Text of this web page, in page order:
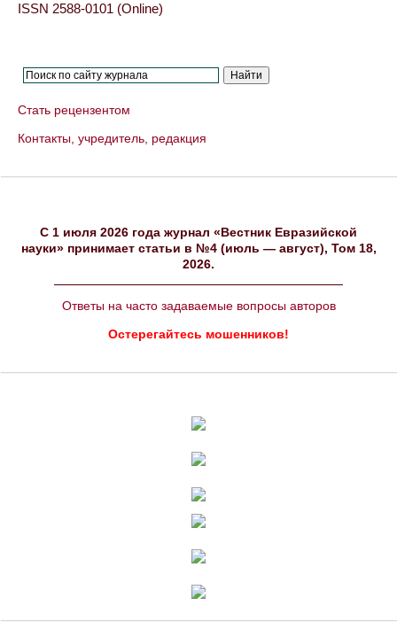
ISSN 2588-0101 (Online)
Стать рецензентом
Контакты, учредитель, редакция
C 1 июля 2026 года журнал «Вестник Евразийской
науки» принимает статьи в №4 (июль — август), Том 18,
2026.
Ответы на часто задаваемые вопросы авторов
Остерегайтесь мошенников!